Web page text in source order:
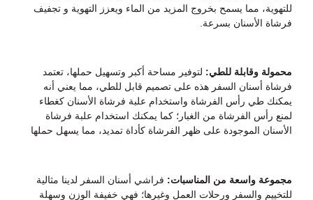
للتهوية، مما يسمح بخروج المزيد من الماء ويعزز التهوية و تجفيف
فرشاة الأسنان بسرعة.
محمولة وقابلة للطي: لتوفير مساحة أكبر وتسهيل حملها، تعتمد
فرشاة أسنان السفر هذه على تصميم قابل للطي، مما يعني أنه
يمكنك طي رأس الفرشاة واستخدام علبة فرشاة الأسنان كغطاء
لمنع رأس الفرشاة من الغبار؛ كما يمكنك استخدام علبة فرشاة
الأسنان الموجودة على ظهر الفرشاة كأداة تمديد، مما يسهل حملها
مجموعة واسعة من المناسبات: فراشي أسنان السفر لدينا مثالية
للتخييم والسفر ورحلات العمل وغيرها؛ فهي خفيفة الوزن وسهلة